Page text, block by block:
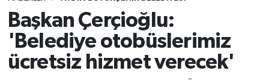
Başkan Çerçioğlu:
'Belediye otobüslerimiz
ücretsiz hizmet verecek'
Tüm Manşetler
Son Dakika Haberleri